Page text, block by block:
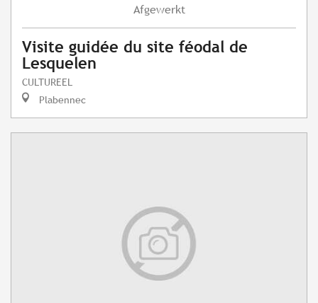
Afgewerkt
Visite guidée du site féodal de
Lesquelen
CULTUREEL
Plabennec